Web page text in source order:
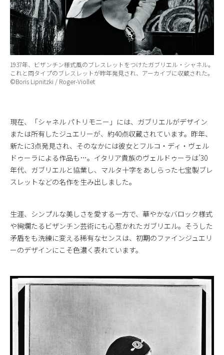
1937年、ビザンチン様式風のブレスレットをつけたガブリエル・シャネル。
これと同タイプのブレスレットが昨年発見され、アーカイブに収蔵された。
©Boris Lipnitzki / Roger-Viollet
現在、「シャネル パトリモニー」には、ガブリエルがデザイン
または所有したジュエリーが、約40点収蔵されています。昨年、
新たに3点発見され、そのなかには彼女とフルコ・ディ・ヴェル
ドゥーラによる作品も…。イタリア貴族のヴェルドゥーラは’30
年代、ガブリエルと協業し、マルタ十字をあしらった七宝製ブレ
スレットなどの名作を生み出しました。
生涯、シンプルな美しさを愛する一方で、華やかなバロック様式
や絢爛たるビザンチン芸術にも心惹かれたガブリエル。そうした
矛盾をも洗練に変える稀有なセンスは、初期のファインジュエリ
ーのデザインにこそ色濃く表れています。